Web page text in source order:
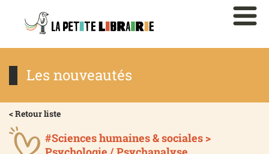
Les nouveautés
< Retour liste
#Sciences humaines & sociales >